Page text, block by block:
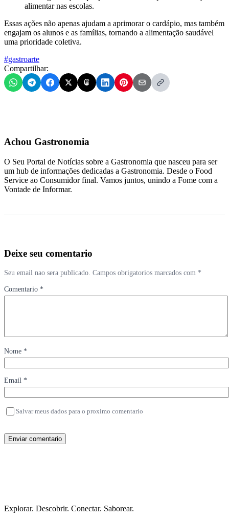
alimentar nas escolas.
Essas ações não apenas ajudam a aprimorar o cardápio, mas também
engajam os alunos e as famílias, tornando a alimentação saudável
uma prioridade coletiva.
#gastroarte
Compartilhar:
Achou Gastronomia
O Seu Portal de Notícias sobre a Gastronomia que nasceu para ser
um hub de informações dedicadas a Gastronomia. Desde o Food
Service ao Consumidor final. Vamos juntos, unindo a Fome com a
Vontade de Informar.
Deixe seu comentario
Seu email nao sera publicado. Campos obrigatorios marcados com *
Comentario *
Nome *
Email *
Salvar meus dados para o proximo comentario
Enviar comentario
Explorar. Descobrir. Conectar. Saborear.